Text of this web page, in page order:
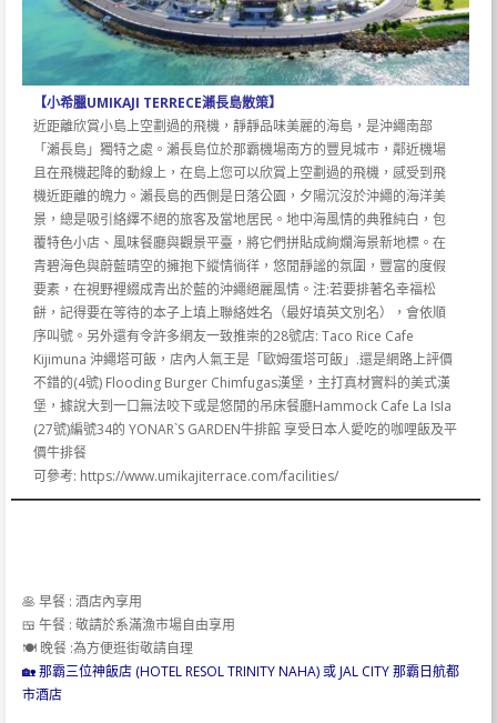
【小希臘UMIKAJI TERRECE瀨長島散策】
近距離欣賞小島上空劃過的飛機，靜靜品味美麗的海島，是沖繩南部
「瀨長島」獨特之處。瀨長島位於那霸機場南方的豐見城市，鄰近機場
且在飛機起降的動線上，在島上您可以欣賞上空劃過的飛機，感受到飛
機近距離的魄力。瀨長島的西側是日落公園，夕陽沉沒於沖繩的海洋美
景，總是吸引絡繹不絕的旅客及當地居民。地中海風情的典雅純白，包
覆特色小店、風味餐廳與觀景平臺，將它們拼貼成絢爛海景新地標。在
青碧海色與蔚藍晴空的擁抱下縱情徜徉，悠閒靜謐的氛圍，豐富的度假
要素，在視野裡綴成青出於藍的沖繩絕麗風情。注:若要排著名幸福松
餅，記得要在等待的本子上填上聯絡姓名（最好填英文別名），會依順
序叫號。另外還有令許多網友一致推崇的28號店: Taco Rice Cafe
Kijimuna 沖繩塔可飯，店內人氣王是「歐姆蛋塔可飯」.還是網路上評價
不錯的(4號) Flooding Burger Chimfugas漢堡，主打真材實料的美式漢
堡，據說大到一口無法咬下或是悠閒的吊床餐廳Hammock Cafe La IsIa
(27號)編號34的 YONAR`S GARDEN牛排館 享受日本人愛吃的咖哩飯及平
價牛排餐
可參考: https://www.umikajiterrace.com/facilities/
🥞 早餐 : 酒店內享用
🍱 午餐 : 敬請於系滿漁市場自由享用
🍽️ 晚餐 :為方便逛街敬請自理
🏡 那霸三位神飯店 (HOTEL RESOL TRINITY NAHA) 或 JAL CITY 那霸日航都
市酒店